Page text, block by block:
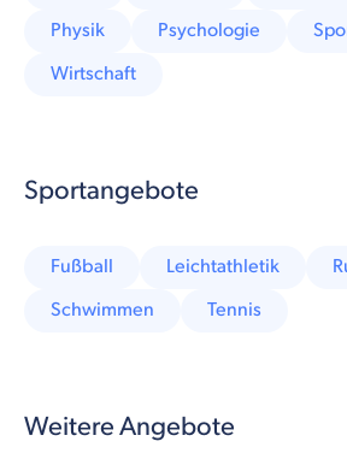
Physik
Psychologie
Wirtschaft
Sportangebote
Fußball Leichtathletik
Schwimmen
Tennis
Weitere Angebote